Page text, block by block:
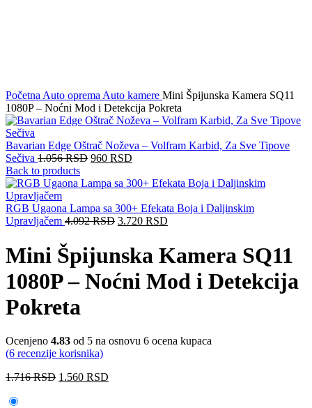
PočetnaAuto opremaAuto kamere Mini Špijunska Kamera SQ11
1080P – Noćni Mod i Detekcija Pokreta
Bavarian Edge Oštrač Noževa – Volfram Karbid, Za Sve Tipove
Sečiva 1.056RSD 960 RSD
Back to products
RGB Ugaona Lampa sa 300+ Efekata Boja i Daljinskim
Upravljačem 4.092RSD 3.720 RSD
Mini Špijunska Kamera SQ11
1080P – Noćni Mod i Detekcija
Pokreta
Ocenjeno 4.83 od 5 na osnovu 6 ocena kupaca
(6 recenzije korisnika)
1.716RSD 1.560 RSD